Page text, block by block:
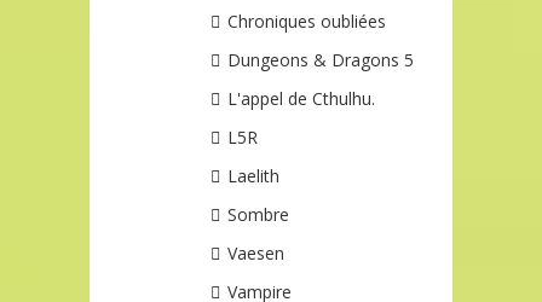
Chroniques oubliées
Dungeons & Dragons 5
L'appel de Cthulhu.
L5R
Laelith
Sombre
Vaesen
Vampire